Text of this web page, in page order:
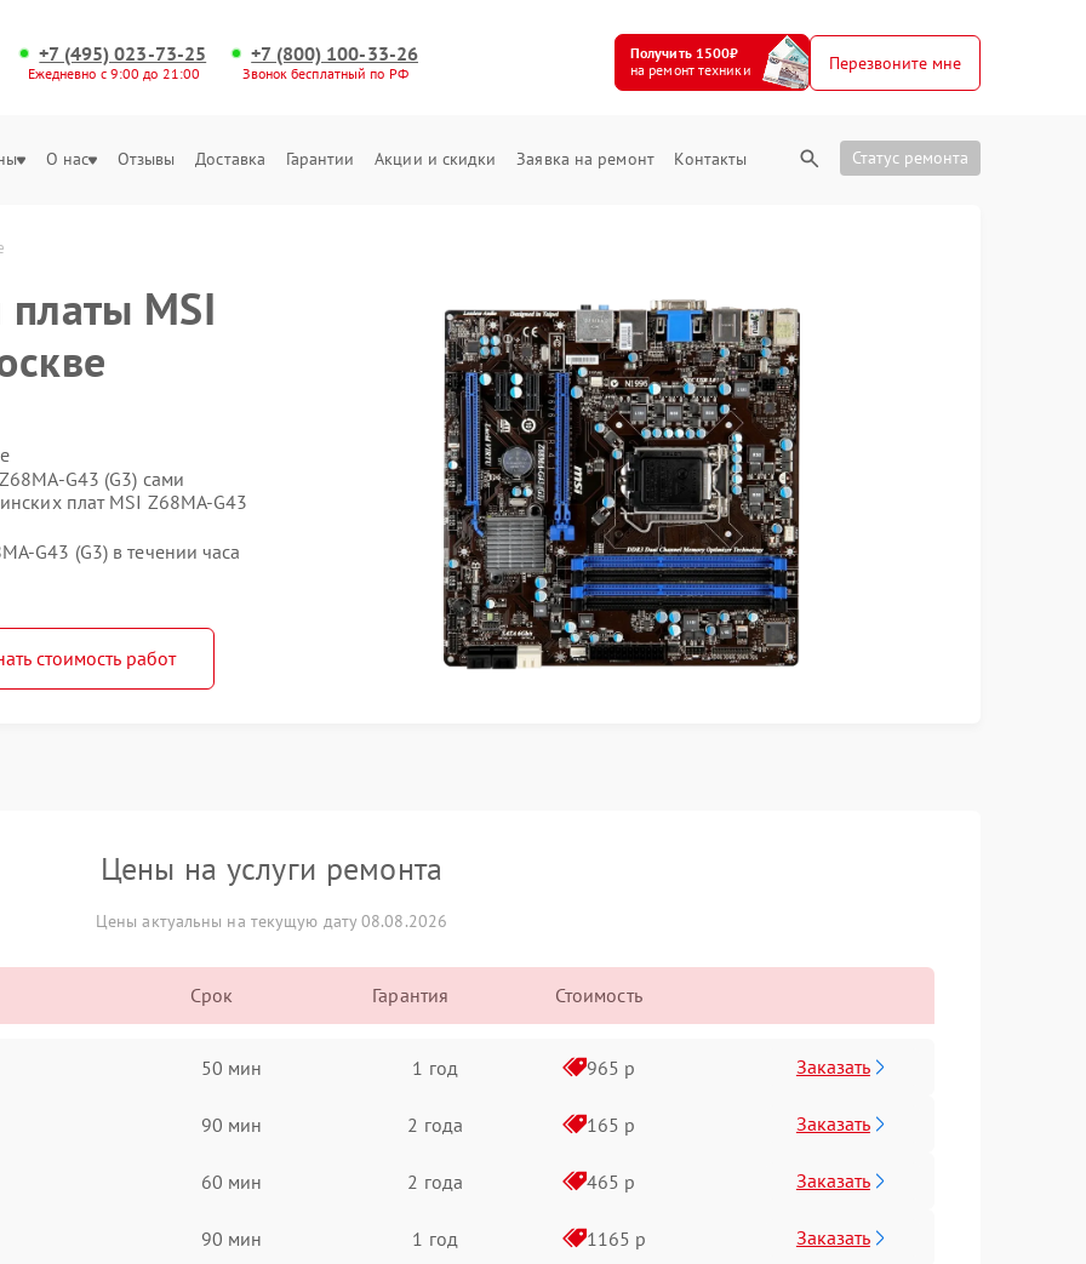
+7 (495) 023-73-25
Ежедневно с 9:00 до 21:00
+7 (800) 100-33-26
Звонок бесплатный по РФ
Получить 1500₽
на ремонт техники
Перезвоните мне
О нас Отзывы Доставка Гарантии Акции и скидки Заявка на ремонт Контакты Статус ремонта
MSI
G43 (G3) сами
плат MSI Z68MA-G43
G43 (G3) в течении часа
стоимость работ
Цены на услуги ремонта
Цены актуальны на текущую дату 08.08.2026
Срок Гарантия Стоимость
50 мин 1 год 965 р Заказать
90 мин 2 года 165 р Заказать
60 мин 2 года 465 р Заказать
90 мин 1 год 1165 р Заказать